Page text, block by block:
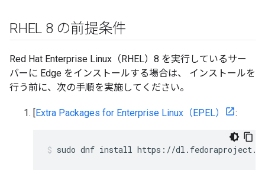
RHEL 8 の前提条件
Red Hat Enterprise Linux（RHEL）8 を実行しているサー
バーに Edge をインストールする場合は、 インストールを
行う前に、次の手順を実施してください。
[Extra Packages for Enterprise Linux（EPEL） :
sudo dnf install https://